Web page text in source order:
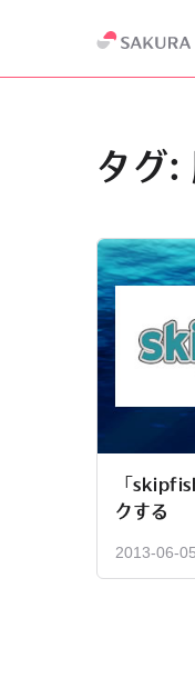
タグ:
「
クする
2013-06-05